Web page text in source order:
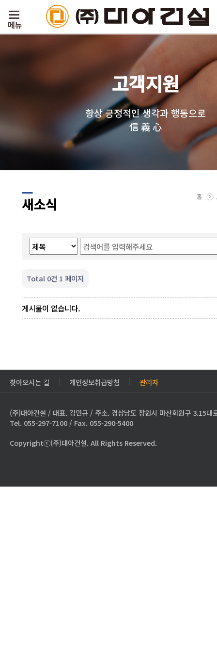
고객지원
항상 긍정적인 생각과 행동으로
信 義 心
새소식 홈
Total 0건 1 페이지
게시물이 없습니다.
찾아오시는 길 개인정보취급방침 관리자
(주)대아건설 / 대표. 김민규 / 주소. 경상남도 창원시 마산회원구 3.15대
Tel. 055-297-7100 / Fax. 055-290-5400
Copyrightⓒ(주)대아건설. All Rights Reserved.